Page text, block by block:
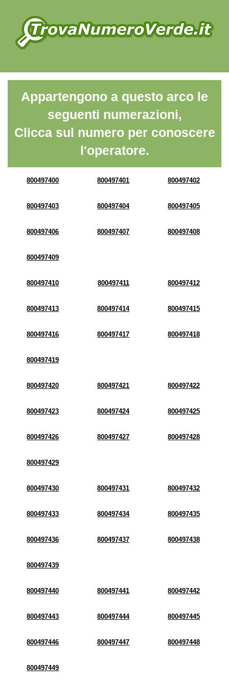
Appartengono a questo arco le
seguenti numerazioni,
Clicca sul numero per conoscere
l'operatore.
800497400 800497401 800497402
800497403 800497404 800497405
800497406 800497407 800497408
800497409
800497410 800497411 800497412
800497413 800497414 800497415
800497416 800497417 800497418
800497419
800497420 800497421 800497422
800497423 800497424 800497425
800497426 800497427 800497428
800497429
800497430 800497431 800497432
800497433 800497434 800497435
800497436 800497437 800497438
800497439
800497440 800497441 800497442
800497443 800497444 800497445
800497446 800497447 800497448
800497449